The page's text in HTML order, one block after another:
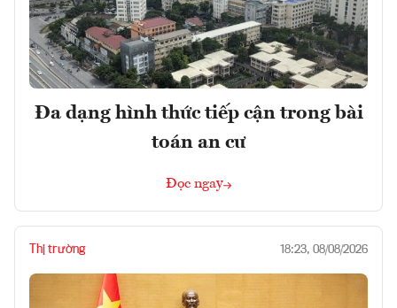
Đa dạng hình thức tiếp cận trong bài
toán an cư
Đọc ngay
Thị trường 18:23, 08/08/2026